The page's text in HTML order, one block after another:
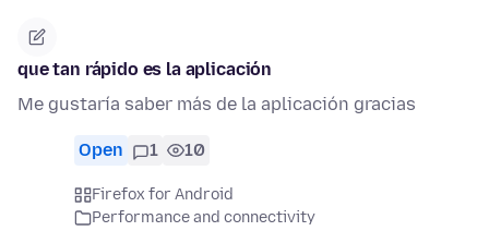
que tan rápido es la aplicación
Me gustaría saber más de la aplicación gracias
Open 1 10
Firefox for Android
Performance and connectivity